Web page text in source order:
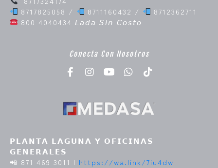
8717825058 /
8711160432 /
8712362711
800 4040434 𝘓𝘢𝘥𝘢 𝘚𝘪𝘯 𝘊𝘰𝘴𝘵𝘰
Conecta Con Nosotros
𝗣𝗟𝗔𝗡𝗧𝗔 𝗟𝗔𝗚𝗨𝗡𝗔 𝗬 𝗢𝗙𝗜𝗖𝗜𝗡𝗔𝗦
𝗚𝗘𝗡𝗘𝗥𝗔𝗟𝗘𝗦
📲 871 469 3011 | https://wa.link/7iu4dw